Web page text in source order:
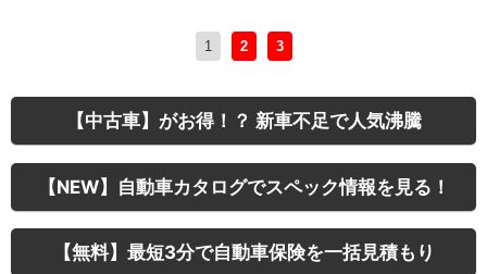
1 2 3
【中古車】がお得！？ 新車不足で人気沸騰
【NEW】自動車カタログでスペック情報を見る！
【無料】最短3分で自動車保険を一括見積もり